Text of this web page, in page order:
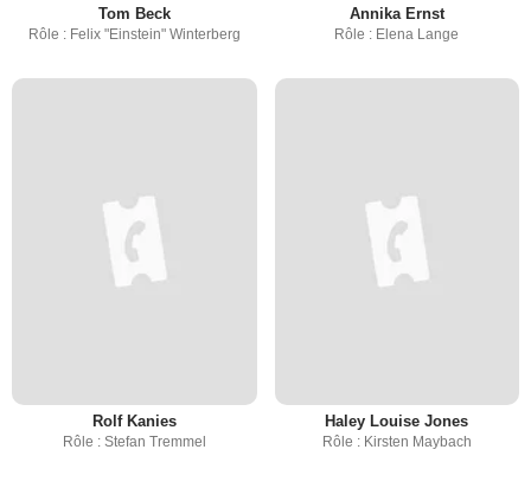
Tom Beck
Rôle : Felix "Einstein" Winterberg
Annika Ernst
Rôle : Elena Lange
Rolf Kanies
Rôle : Stefan Tremmel
Haley Louise Jones
Rôle : Kirsten Maybach